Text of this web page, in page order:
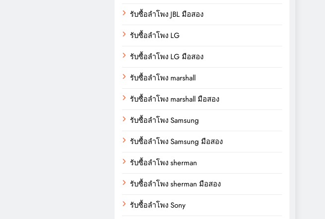
รับซื้อลำโพง JBL มือสอง
รับซื้อลำโพง LG
รับซื้อลำโพง LG มือสอง
รับซื้อลำโพง marshall
รับซื้อลำโพง marshall มือสอง
รับซื้อลำโพง Samsung
รับซื้อลำโพง Samsung มือสอง
รับซื้อลำโพง sherman
รับซื้อลำโพง sherman มือสอง
รับซื้อลำโพง Sony